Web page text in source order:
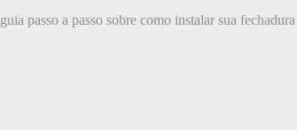
passo a passo sobre como instalar sua fechadura